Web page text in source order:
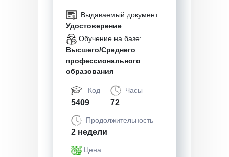
Выдаваемый документ:
Удостоверение
Обучение на базе:
Высшего/Среднего
профессионального
образования
Код
5409
Часы
72
Продолжительность
2 недели
Цена